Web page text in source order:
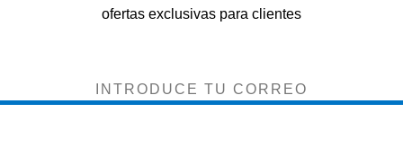
ofertas exclusivas para clientes